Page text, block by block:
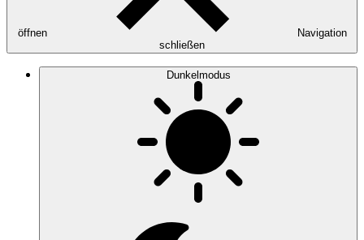
öffnen
Navigation
schließen
Dunkelmodus